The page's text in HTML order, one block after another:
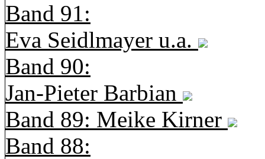
Band 91:
Eva Seidlmayer u.a.
Band 90:
Jan-Pieter Barbian
Band 89: Meike Kirner
Band 88: